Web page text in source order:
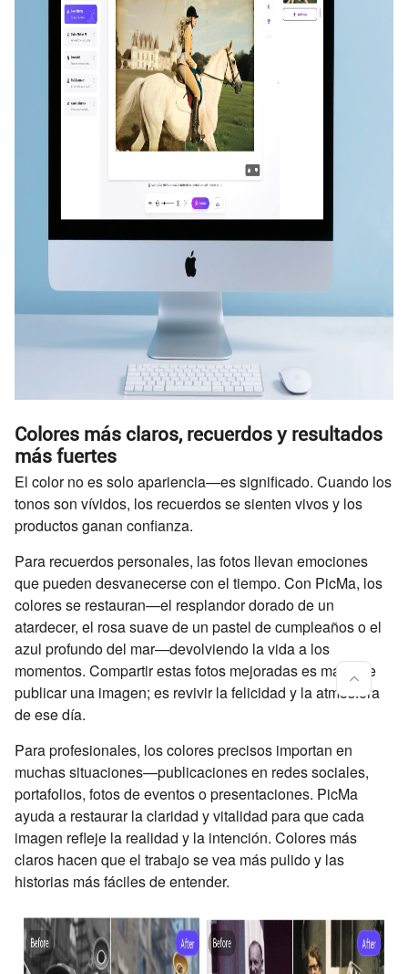
Colores más claros, recuerdos y resultados
más fuertes
El color no es solo apariencia—es significado. Cuando los
tonos son vívidos, los recuerdos se sienten vivos y los
productos ganan confianza.
Para recuerdos personales, las fotos llevan emociones
que pueden desvanecerse con el tiempo. Con PicMa, los
colores se restauran—el resplandor dorado de un
atardecer, el rosa suave de un pastel de cumpleaños o el
azul profundo del mar—devolviendo la vida a los
momentos. Compartir estas fotos mejoradas es más que
publicar una imagen; es revivir la felicidad y la atmósfera
de ese día.
Para profesionales, los colores precisos importan en
muchas situaciones—publicaciones en redes sociales,
portafolios, fotos de eventos o presentaciones. PicMa
ayuda a restaurar la claridad y vitalidad para que cada
imagen refleje la realidad y la intención. Colores más
claros hacen que el trabajo se vea más pulido y las
historias más fáciles de entender.